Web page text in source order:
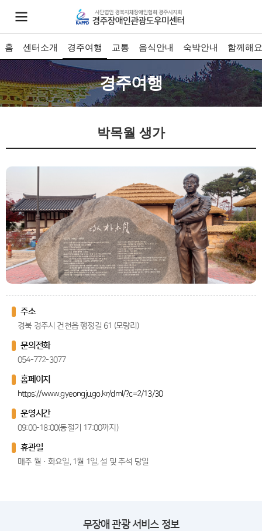
홈 센터소개 경주여행 교통 음식안내 숙박안내 함께해요
경주여행
박목월 생가
주소
경북 경주시 건천읍 행정길 61 (모량리)
문의전화
054-772-3077
홈페이지
https://www.gyeongju.go.kr/dml/?c=2/13/30
운영시간
09:00-18:00(동절기 17:00까지)
휴관일
매주 월·화요일, 1월 1일, 설 및 추석 당일
무장애 관광 서비스 정보